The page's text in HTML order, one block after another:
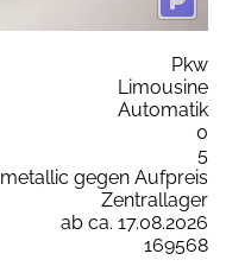
Pkw
Limousine
Automatik
0
5
metallic gegen Aufpreis
Zentrallager
ab ca. 17.08.2026
169568